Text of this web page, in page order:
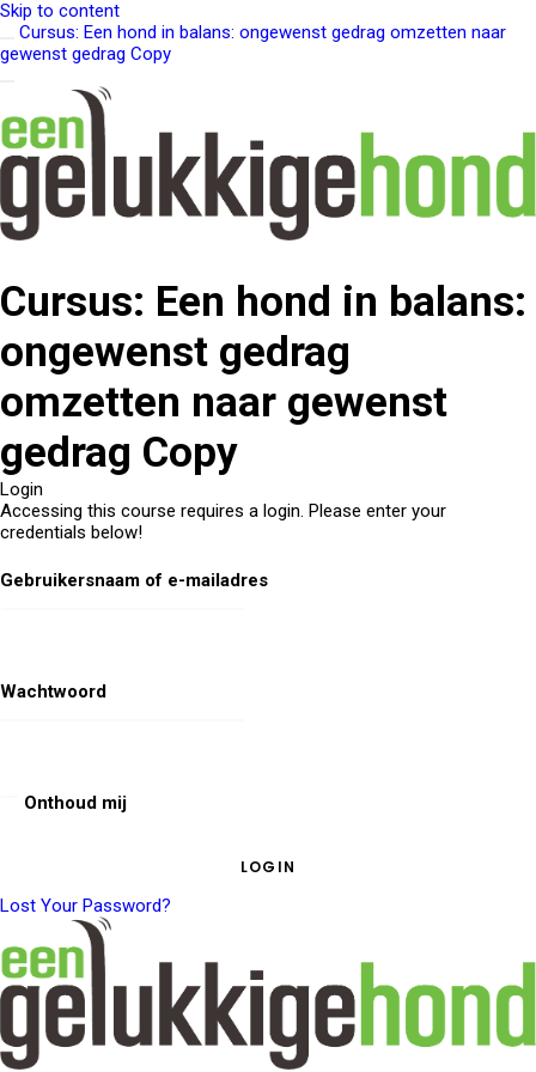
Skip to content
Cursus: Een hond in balans: ongewenst gedrag omzetten naar
gewenst gedrag Copy
Cursus: Een hond in balans:
ongewenst gedrag
omzetten naar gewenst
gedrag Copy
Login
Accessing this course requires a login. Please enter your
credentials below!
Gebruikersnaam of e-mailadres
Wachtwoord
Onthoud mij
Lost Your Password?